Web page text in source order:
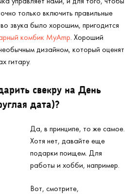
только включить правильные
звука было хорошим, пригодится
комбик MyAmp. Хороший
дизайном, который оценят
гитару.
свекру на День
дата)?
Да, в принципе, то же самое.
Хотя нет, давайте еще
подарки поищем. Для
работы и хобби, например.
Вот, смотрите,